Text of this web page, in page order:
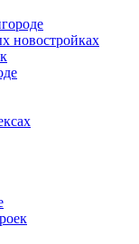
новостройках